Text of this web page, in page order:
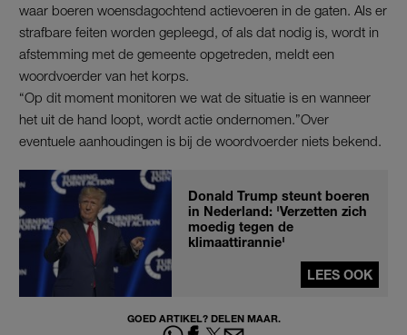
waar boeren woensdagochtend actievoeren in de gaten. Als er
strafbare feiten worden gepleegd, of als dat nodig is, wordt in
afstemming met de gemeente opgetreden, meldt een
woordvoerder van het korps.
“Op dit moment monitoren we wat de situatie is en wanneer
het uit de hand loopt, wordt actie ondernomen.”Over
eventuele aanhoudingen is bij de woordvoerder niets bekend.
Donald Trump steunt boeren
in Nederland: 'Verzetten zich
moedig tegen de
klimaattirannie'
LEES OOK
GOED ARTIKEL? DELEN MAAR.